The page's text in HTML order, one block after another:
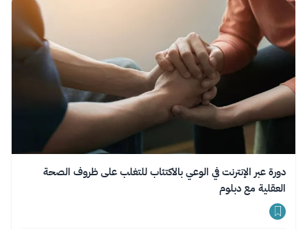
دورة عبر الإنترنت في الوعي بالاكتئاب للتغلب على ظروف الصحة
العقلية مع دبلوم